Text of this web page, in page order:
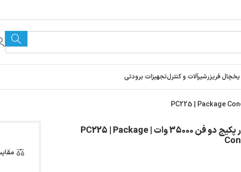
فریزرشیرآلات و کنترلتجهیزات برودتی
کندانسور پکیج دو فن 35۰۰۰ وات | PC225 | Package